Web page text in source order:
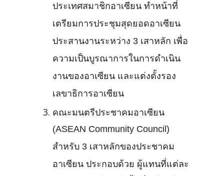
ประเทศสมาชิกอาเซียน ทำหน้าที่
เตรียมการประชุมสุดยอดอาเซียน
ประสานงานระหว่าง 3 เสาหลัก เพื่อ
ความเป็นบูรณาการในการดำเนิน
งานของอาเซียน และแต่งตั้งรอง
เลขาธิการอาเซียน
คณะมนตรีประชาคมอาเซียน
(ASEAN Community Council)
สำหรับ 3 เสาหลักของประชาคม
อาเซียน ประกอบด้วย ผู้แทนที่แต่ละ